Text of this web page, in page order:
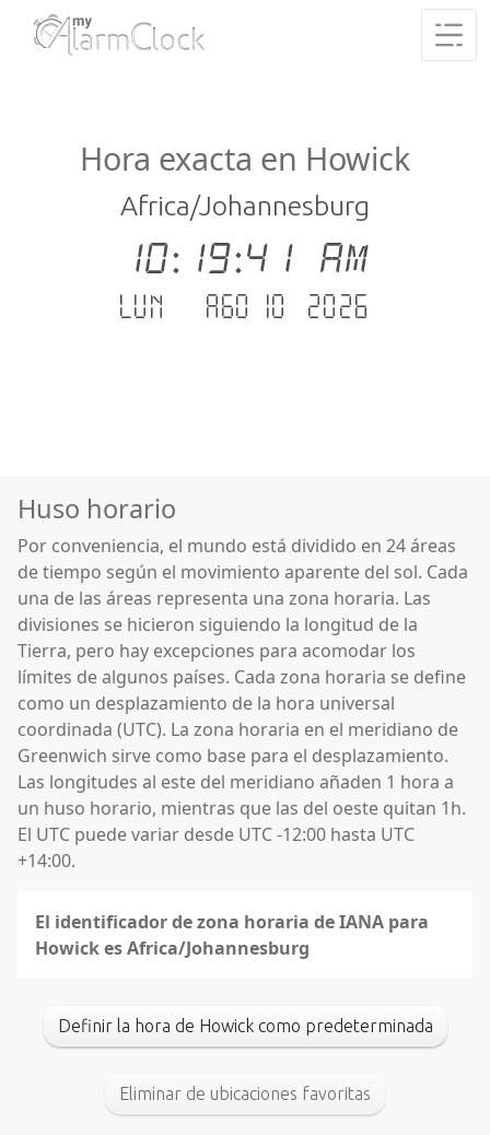
Hora exacta en Howick
Africa/Johannesburg
10:19:42 AM
lun. - ago 10 .2026
Huso horario
Por conveniencia, el mundo está dividido en 24 áreas
de tiempo según el movimiento aparente del sol. Cada
una de las áreas representa una zona horaria. Las
divisiones se hicieron siguiendo la longitud de la
Tierra, pero hay excepciones para acomodar los
límites de algunos países. Cada zona horaria se define
como un desplazamiento de la hora universal
coordinada (UTC). La zona horaria en el meridiano de
Greenwich sirve como base para el desplazamiento.
Las longitudes al este del meridiano añaden 1 hora a
un huso horario, mientras que las del oeste quitan 1h.
El UTC puede variar desde UTC -12:00 hasta UTC
+14:00.
El identificador de zona horaria de IANA para
Howick es Africa/Johannesburg
Definir la hora de Howick como predeterminada
Eliminar de ubicaciones favoritas